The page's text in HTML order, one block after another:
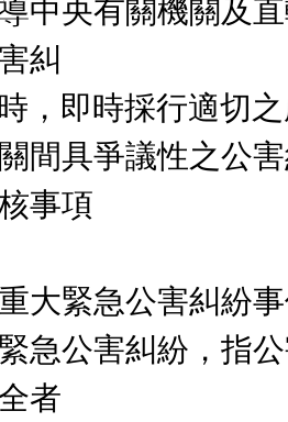
中央有關機關及
糾
間具爭議性之公
事項
大緊急公害糾紛
急公害糾紛，指
者